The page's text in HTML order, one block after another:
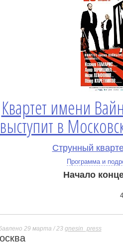
Квартет имени
выступит в
Струнный
Программа и
Начало
29 марта / 23 gnesin_press